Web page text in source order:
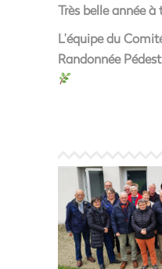
Très belle année à
L’équipe du
Randonnée